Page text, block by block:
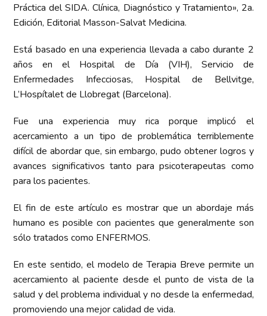
Práctica del SIDA. Clínica, Diagnóstico y Tratamiento», 2a.
Edición, Editorial Masson-Salvat Medicina.
Está basado en una experiencia llevada a cabo durante 2
años en el Hospital de Día (VIH), Servicio de
Enfermedades Infecciosas, Hospital de Bellvitge,
L’Hospítalet de Llobregat (Barcelona).
Fue una experiencia muy rica porque implicó el
acercamiento a un tipo de problemática terriblemente
difícil de abordar que, sin embargo, pudo obtener logros y
avances significativos tanto para psicoterapeutas como
para los pacientes.
El fin de este artículo es mostrar que un abordaje más
humano es posible con pacientes que generalmente son
sólo tratados como ENFERMOS.
En este sentido, el modelo de Terapia Breve permite un
acercamiento al paciente desde el punto de vista de la
salud y del problema individual y no desde la enfermedad,
promoviendo una mejor calidad de vida.